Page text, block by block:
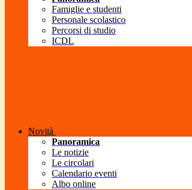
Famiglie e studenti
Personale scolastico
Percorsi di studio
ICDL
Novità
Panoramica
Le notizie
Le circolari
Calendario eventi
Albo online